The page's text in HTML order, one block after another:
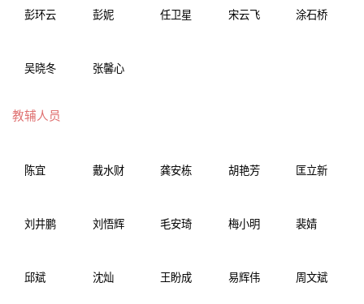
彭环云 彭妮 任卫星 宋云飞 涂石桥
吴晓冬 张馨心
教辅人员
陈宜 戴水财 龚安栋 胡艳芳 匡立新
刘井鹏 刘悟辉 毛安琦 梅小明 裴婧
邱斌 沈灿 王盼成 易辉伟 周文斌